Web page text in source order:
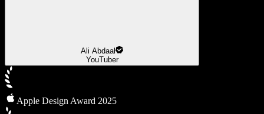
Ali Abdaal
YouTuber
Apple Design Award 2025